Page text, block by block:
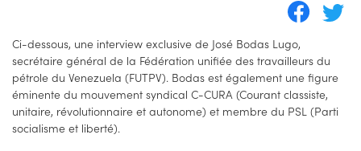
Ci-dessous, une interview exclusive de José Bodas Lugo,
secrétaire général de la Fédération unifiée des travailleurs du
pétrole du Venezuela (FUTPV). Bodas est également une figure
éminente du mouvement syndical C-CURA (Courant classiste,
unitaire, révolutionnaire et autonome) et membre du PSL (Parti
socialisme et liberté).